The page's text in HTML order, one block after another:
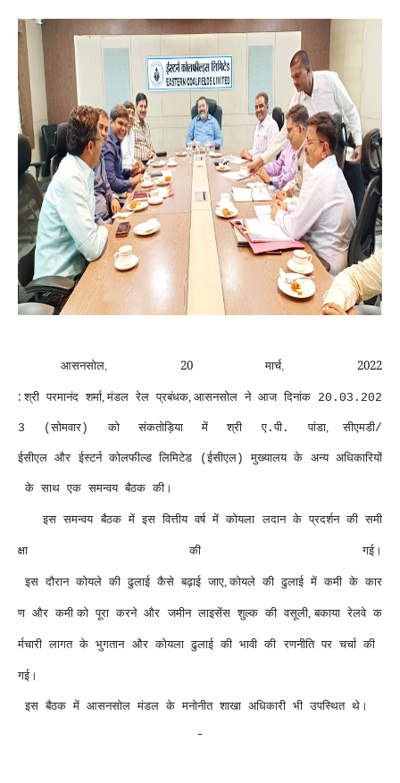
आसनसोल, 20मार्च,2022
: श्री परमानंद शर्मा,मंडल रेल प्रबंधक, आसनसोल ने आज दिनांक 20.03.202
3 (सोमवार )को संकतोड़िया में श्री ए.पी.पांडा,सीएमडी/
ईसीएल और ईस्टर्न कोलफील्ड लिमिटेड (ईसीएल)मुख्यालय के अन्य अधिकारियों
के साथ एक समन्वय बैठक की।
इस समन्वय बैठक में इस वित्तीय वर्ष में कोयला लदान के प्रदर्शन की समी
क्षा की गई।
इस दौरान कोयले की ढुलाई कैसे बढ़ाई जाए,कोयले की ढुलाई में कमी के कार
ण और कमी को पूरा करने और जमीन लाइसेंस शुल्क की वसूली,बकाया रेलवे क
र्मचारी लागत के भुगतान और कोयला ढुलाई की भावी की रणनीति पर चर्चा की
गई।
इस बैठक में आसनसोल मंडल के मनोनीत शाखा अधिकारी भी उपस्थित थे।